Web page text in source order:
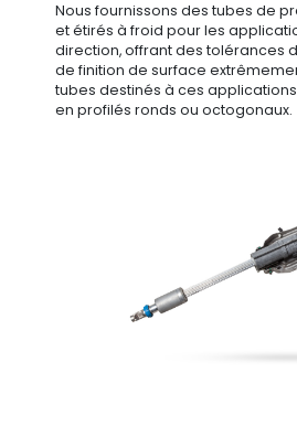
Nous fournissons des tubes de
et étirés à froid pour les
direction, offrant des tolérances
de finition de surface
tubes destinés à ces
en profilés ronds ou octogonaux.